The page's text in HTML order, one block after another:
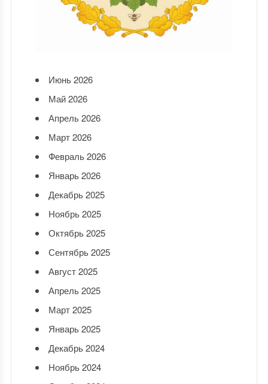
Июнь 2026
Май 2026
Апрель 2026
Март 2026
Февраль 2026
Январь 2026
Декабрь 2025
Ноябрь 2025
Октябрь 2025
Сентябрь 2025
Август 2025
Апрель 2025
Март 2025
Январь 2025
Декабрь 2024
Ноябрь 2024